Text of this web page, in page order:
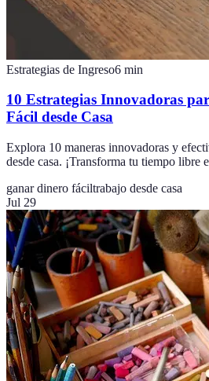
Estrategias de Ingreso6 min
10 Estrategias Innovadoras
Fácil desde Casa
Explora 10 maneras innovadoras y
desde casa. ¡Transforma tu tiempo libre
ganar dinero fáciltrabajo desde casa
Jul 29